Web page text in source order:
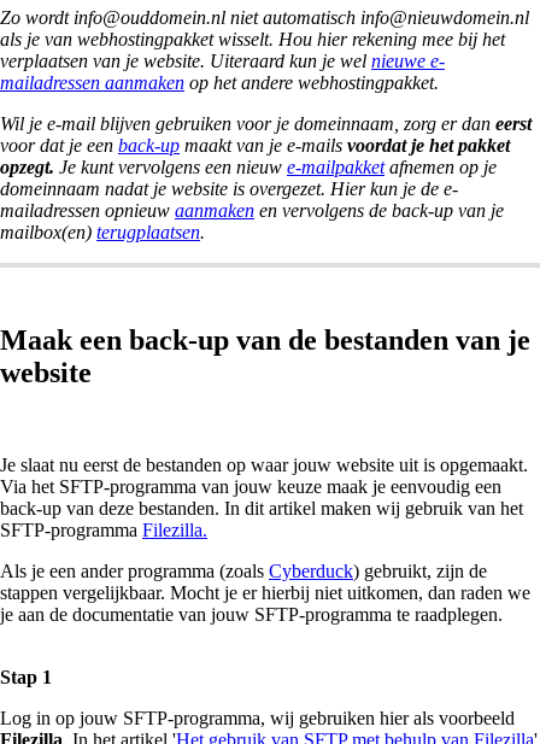
Zo wordt info@ouddomein.nl niet automatisch info@nieuwdomein.nl
als je van webhostingpakket wisselt. Hou hier rekening mee bij het
verplaatsen van je website. Uiteraard kun je wel nieuwe e-
mailadressen aanmaken op het andere webhostingpakket.
Wil je e-mail blijven gebruiken voor je domeinnaam, zorg er dan eerst
voor dat je een back-up maakt van je e-mails voordat je het pakket
opzegt. Je kunt vervolgens een nieuw e-mailpakketafnemen op je
domeinnaam nadat je website is overgezet. Hier kun je de e-
mailadressen opnieuw aanmaken en vervolgens de back-up van je
mailbox(en) terugplaatsen.
Maak een back-up van de bestanden van je
website
Je slaat nu eerst de bestanden op waar jouw website uit is opgemaakt.
Via het SFTP-programma van jouw keuze maak je eenvoudig een
back-up van deze bestanden. In dit artikel maken wij gebruik van het
SFTP-programma Filezilla.
Als je een ander programma (zoals Cyberduck) gebruikt, zijn de
stappen vergelijkbaar. Mocht je er hierbij niet uitkomen, dan raden we
je aan de documentatie van jouw SFTP-programma te raadplegen.
Stap 1
Log in op jouw SFTP-programma, wij gebruiken hier als voorbeeld
Filezilla. In het artikel 'Het gebruik van SFTP met behulp van Filezilla'